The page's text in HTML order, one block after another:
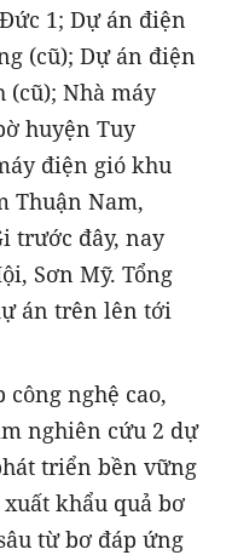
1; Dự án điện
(cũ); Dự án điện
(cũ); Nhà máy
huyện Tuy
điện gió khu
Thuận Nam,
trước đây, nay
Sơn Mỹ. Tổng
án trên lên tới
nghệ cao,
nghiên cứu 2 dự
triển bền vững
khẩu quả bơ
từ bơ đáp ứng